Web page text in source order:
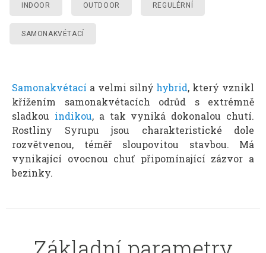
INDOOR OUTDOOR REGULÉRNÍ
SAMONAKVÉTACÍ
Samonakvétací a velmi silný hybrid, který vznikl
křížením samonakvétacích odrůd s extrémně
sladkou indikou, a tak vyniká dokonalou chutí.
Rostliny Syrupu jsou charakteristické dole
rozvětvenou, téměř sloupovitou stavbou. Má
vynikající ovocnou chuť připomínající zázvor a
bezinky.